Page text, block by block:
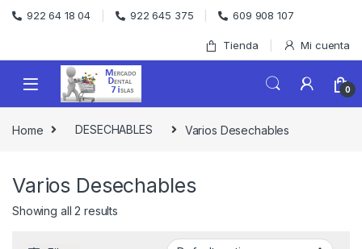
Skip to navigation
Skip to content
922 64 18 04 922 645 375 609 908 107
Tienda Mi cuenta
0
Home DESECHABLES Varios Desechables
Varios Desechables
Showing all 2 results